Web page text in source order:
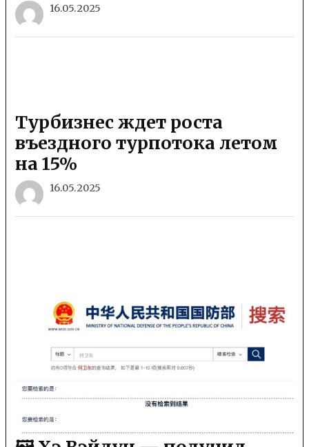
16.05.2025
Турбизнес ждет роста
въездного турпотока летом
на 15%
16.05.2025